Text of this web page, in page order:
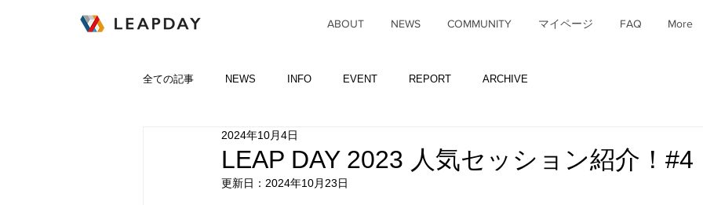
ABOUT NEWS COMMUNITY マイページ FAQ More
全ての記事 NEWS INFO EVENT REPORT ARCHIVE
LEAP DAY 2023 人気セッション紹介！#4
2024年10月4日
更新日： 2024年10月23日